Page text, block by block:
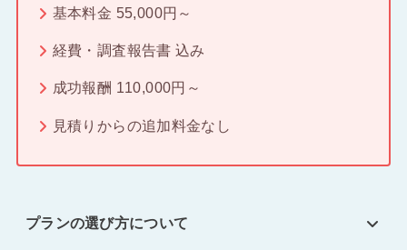
基本料金 55,000円～
経費・調査報告書 込み
成功報酬 110,000円～
見積りからの追加料金なし
プランの選び方について